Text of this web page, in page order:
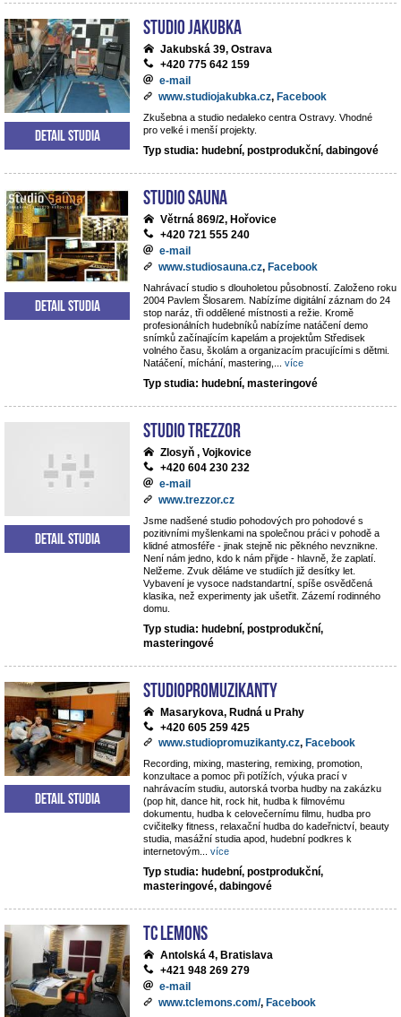
Studio Jakubka
Jakubská 39, Ostrava
+420 775 642 159
e-mail
www.studiojakubka.cz, Facebook
Zkušebna a studio nedaleko centra Ostravy. Vhodné
pro velké i menší projekty.
Typ studia: hudební, postprodukční, dabingové
Detail studia
Studio Sauna
Větrná 869/2, Hořovice
+420 721 555 240
e-mail
www.studiosauna.cz, Facebook
Nahrávací studio s dlouholetou působností. Založeno roku
2004 Pavlem Šlosarem. Nabízíme digitální záznam do 24
stop naráz, tři oddělené místnosti a režie. Kromě
profesionálních hudebníků nabízíme natáčení demo
snímků začínajícím kapelám a projektům Středisek
volného času, školám a organizacím pracujícími s dětmi.
Natáčení, míchání, mastering,
více
Typ studia: hudební, masteringové
Detail studia
STUDIO TREZZOR
Zlosyň , Vojkovice
+420 604 230 232
e-mail
www.trezzor.cz
Jsme nadšené studio pohodových pro pohodové s
pozitivními myšlenkami na společnou práci v pohodě a
klidné atmosféře - jinak stejně nic pěkného nevznikne.
Není nám jedno, kdo k nám přijde - hlavně, že zaplatí.
Nelžeme. Zvuk děláme ve studiích již desítky let.
Vybavení je vysoce nadstandartní, spíše osvědčená
klasika, než experimenty jak ušetřit. Zázemí rodinného
domu.
Typ studia: hudební, postprodukční,
masteringové
Detail studia
StudioPROmuzikanty
Masarykova, Rudná u Prahy
+420 605 259 425
www.studiopromuzikanty.cz, Facebook
Recording, mixing, mastering, remixing, promotion,
konzultace a pomoc při potížích, výuka prací v
nahrávacím studiu, autorská tvorba hudby na zakázku
(pop hit, dance hit, rock hit, hudba k filmovému
dokumentu, hudba k celovečernímu filmu, hudba pro
cvičitelky fitness, relaxační hudba do kadeřnictví, beauty
studia, masážní studia apod, hudební podkres k
internetovým
více
Typ studia: hudební, postprodukční,
masteringové, dabingové
Detail studia
TC Lemons
Antolská 4, Bratislava
+421 948 269 279
e-mail
www.tclemons.com/, Facebook